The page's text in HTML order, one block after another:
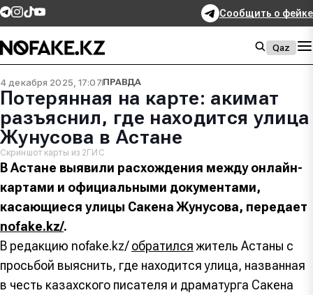
Сообщить о фейке
Qaz
4 декабря 2025, 17:07ПРАВДА
Потерянная на карте: акимат
разъяснил, где находится улица
Жунусова в Астане
Скриншот карты из 2ГИС
В Астане выявили расхождения между онлайн-
картами и официальными документами,
касающиеся улицы Сакена Жунусова, передает
nofake.kz/.
В редакцию nofake.kz/обратился житель Астаны с
просьбой выяснить, где находится улица, названная
в честь казахского писателя и драматурга Сакена